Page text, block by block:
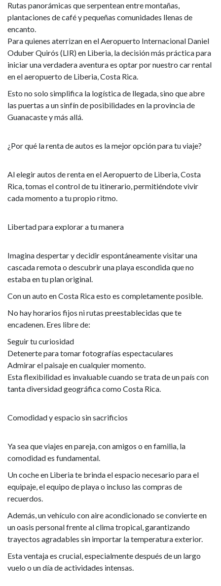
Rutas panorámicas que serpentean entre montañas,
plantaciones de café y pequeñas comunidades llenas de
encanto.
Para quienes aterrizan en el Aeropuerto Internacional Daniel
Oduber Quirós (LIR) en Liberia, la decisión más práctica para
iniciar una verdadera aventura es optar por nuestro car rental
en el aeropuerto de Liberia, Costa Rica.
Esto no solo simplifica la logística de llegada, sino que abre
las puertas a un sinfín de posibilidades en la provincia de
Guanacaste y más allá.
¿Por qué la renta de autos es la mejor opción para tu viaje?
Al elegir autos de renta en el Aeropuerto de Liberia, Costa
Rica, tomas el control de tu itinerario, permitiéndote vivir
cada momento a tu propio ritmo.
Libertad para explorar a tu manera
Imagina despertar y decidir espontáneamente visitar una
cascada remota o descubrir una playa escondida que no
estaba en tu plan original.
Con un auto en Costa Rica esto es completamente posible.
No hay horarios fijos ni rutas preestablecidas que te
encadenen. Eres libre de:
Seguir tu curiosidad
Detenerte para tomar fotografías espectaculares
Admirar el paisaje en cualquier momento.
Esta flexibilidad es invaluable cuando se trata de un país con
tanta diversidad geográfica como Costa Rica.
Comodidad y espacio sin sacrificios
Ya sea que viajes en pareja, con amigos o en familia, la
comodidad es fundamental.
Un coche en Liberia te brinda el espacio necesario para el
equipaje, el equipo de playa o incluso las compras de
recuerdos.
Además, un vehículo con aire acondicionado se convierte en
un oasis personal frente al clima tropical, garantizando
trayectos agradables sin importar la temperatura exterior.
Esta ventaja es crucial, especialmente después de un largo
vuelo o un día de actividades intensas.